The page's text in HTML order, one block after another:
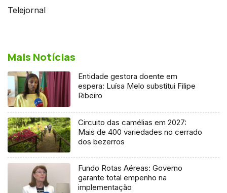
Telejornal
Mais Notícias
Entidade gestora doente em
espera: Luísa Melo substitui Filipe
Ribeiro
Circuito das camélias em 2027:
Mais de 400 variedades no cerrado
dos bezerros
Fundo Rotas Aéreas: Governo
garante total empenho na
implementação